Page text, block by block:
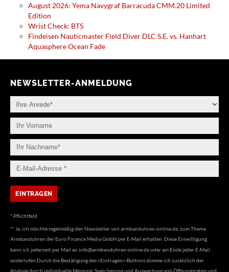
August 2026: Yema Navygraf Barracuda CMM.20 Limited
Edition
Wrist Check: BTS
Findeisen Nauticmaster Field Diver DLC S.E. vs. Hanhart
Aquasphere Ocean Fade
NEWSLETTER-ANMELDUNG
* Pflichtfeld
** Ja, ich möchte regelmäßig den Newsletter von armbanduhren-online.de, zum Thema
Armbanduhren der Euro Finance Media GmbH per E-Mail erhalten. Diese Einwilligung
kann ich jederzeit per Mail an info@armbanduhren-online.deoder am Ende jeder E-Mail
widerrufen.Durch die Bestätigung des «Eintragen»-Buttons stimme ich zusätzlich der
Analyse durch individuelle Messung, Speicherung und Auswertung von Öffnungsraten und